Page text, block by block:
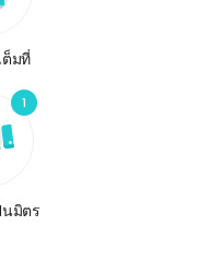
ต็มที่
1
นมิตร